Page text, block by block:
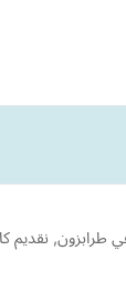
نقديم كافة